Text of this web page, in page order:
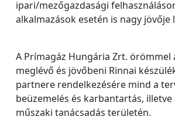
ipari/mezőgazdasági
alkalmazások esetén is nagy jövője
A Prímagáz Hungária Zrt. örömmel
meglévő és jövőbeni Rinnai
partnere rendelkezésére mind a
beüzemelés és karbantartás,
műszaki tanácsadás területén.